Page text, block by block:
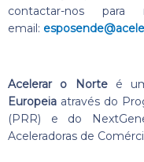
contactar-nos
email:
Acelerar o Norte é
Europeia através do
(PRR) e do
Aceleradoras de